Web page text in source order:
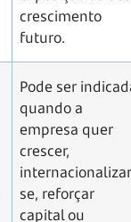
crescimento
futuro.
Pode ser
quando a
empresa quer
crescer,
se, reforçar
capital ou